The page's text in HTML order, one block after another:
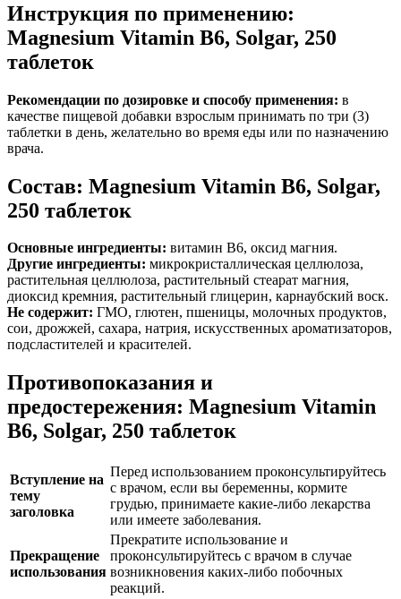
Инструкция по применению:
Magnesium Vitamin B6, Solgar, 250
таблеток
Рекомендации по дозировке и способу применения: в
качестве пищевой добавки взрослым принимать по три (3)
таблетки в день, желательно во время еды или по назначению
врача.
Состав: Magnesium Vitamin B6, Solgar,
250 таблеток
Основные ингредиенты: витамин B6, оксид магния.
Другие ингредиенты: микрокристаллическая целлюлоза,
растительная целлюлоза, растительный стеарат магния,
диоксид кремния, растительный глицерин, карнаубский воск.
Не содержит: ГМО, глютен, пшеницы, молочных продуктов,
сои, дрожжей, сахара, натрия, искусственных ароматизаторов,
подсластителей и красителей.
Противопоказания и
предостережения: Magnesium Vitamin
B6, Solgar, 250 таблеток
Вступление на
тему
заголовка
Перед использованием проконсультируйтесь
с врачом, если вы беременны, кормите
грудью, принимаете какие-либо лекарства
или имеете заболевания.
Прекращение
использования
Прекратите использование и
проконсультируйтесь с врачом в случае
возникновения каких-либо побочных
реакций.